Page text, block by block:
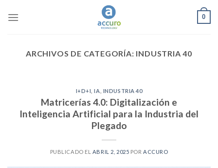
0
ARCHIVOS DE CATEGORÍA: INDUSTRIA 40
I+D+I ,IA INDUSTRIA 40
Matricerías 4.0: Digitalización e
Inteligencia Artificial para la Industria del
Plegado
PUBLICADO EL ABRIL 2, 2025 POR ACCURO